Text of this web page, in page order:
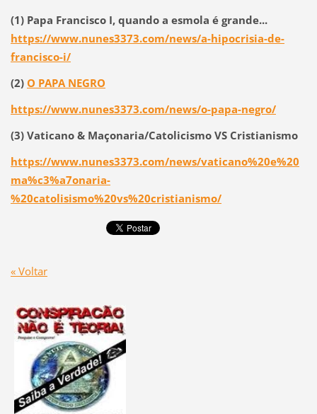
(1) Papa Francisco I, quando a esmola é grande...
https://www.nunes3373.com/news/a-hipocrisia-de-
francisco-i/
(2) O PAPA NEGRO
https://www.nunes3373.com/news/o-papa-negro/
(3) Vaticano & Maçonaria/Catolicismo VS Cristianismo
https://www.nunes3373.com/news/vaticano%20e%20
ma%c3%a7onaria-
%20catolisismo%20vs%20cristianismo/
« Voltar